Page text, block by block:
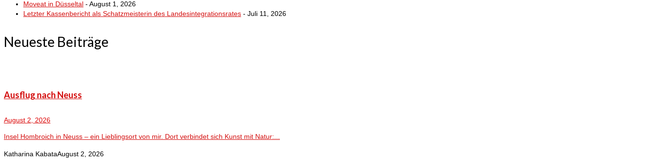
Moveat in Düsseltal - August 1, 2026
Letzter Kassenbericht als Schatzmeisterin des Landesintegrationsrates - Juli 11, 2026
Neueste Beiträge
Ausflug nach Neuss
August 2, 2026
Insel Hombroich in Neuss – ein Lieblingsort von mir. Dort verbindet sich Kunst mit Natur:...
Katharina KabataAugust 2, 2026